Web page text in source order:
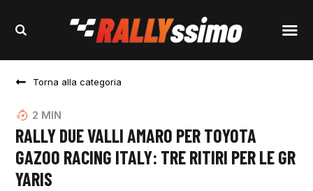
Torna alla categoria
2 MIN
RALLY DUE VALLI AMARO PER TOYOTA
GAZOO RACING ITALY: TRE RITIRI PER LE GR
YARIS